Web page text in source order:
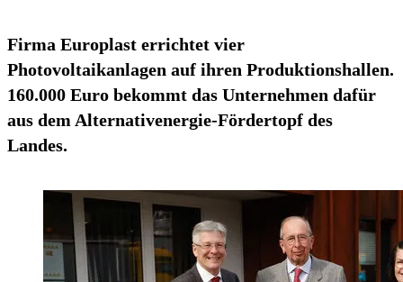
Firma Europlast errichtet vier
Photovoltaikanlagen auf ihren Produktionshallen.
160.000 Euro bekommt das Unternehmen dafür
aus dem Alternativenergie-Fördertopf des
Landes.